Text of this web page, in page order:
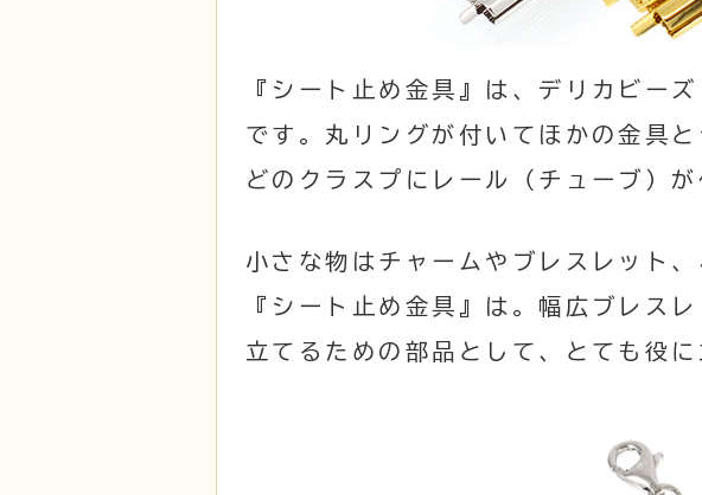
『シート止め金具』は、デリカビー
です。丸リングが付いてほかの金具
どのクラスプにレール（チューブ）が
小さな物はチャームやブレスレット
『シート止め金具』は。幅広ブレス
立てるための部品として、とても役に